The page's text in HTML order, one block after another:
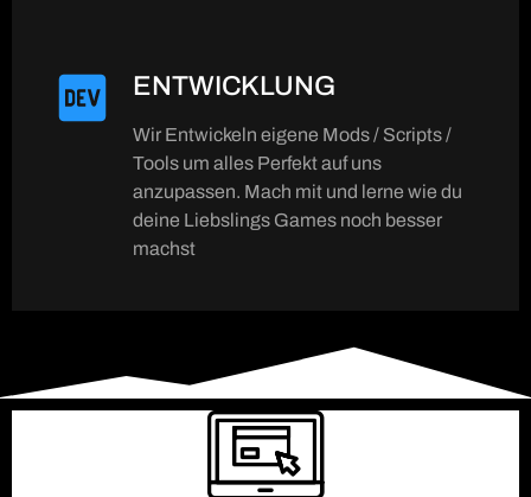
ENTWICKLUNG
Wir Entwickeln eigene Mods / Scripts /
Tools um alles Perfekt auf uns
anzupassen. Mach mit und lerne wie du
deine Liebslings Games noch besser
machst